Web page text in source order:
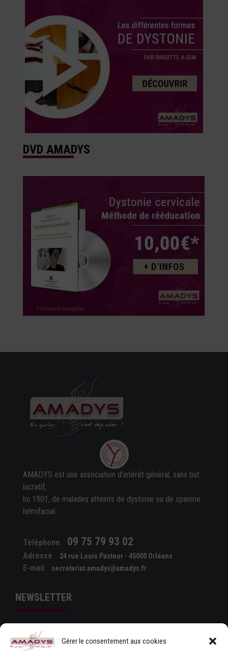
Gérer le consentement aux cookies
DVD AMADYS
AMADYS est une association d'intérêt général, sans but
lucratif,
loi 1901, de malades atteints de dystonie ou de spasme
hémifacial.
Téléphone 09 75 79 93 02
Adresse 24 rue Louis Pasteur - 45000 Orléans
E-mail secretariat.amadys@amadys.fr
NEWSLETTER